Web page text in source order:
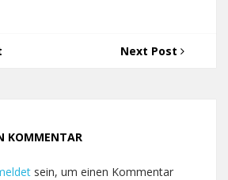
Next Post
KOMMENTAR
sein, um einen Kommentar